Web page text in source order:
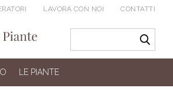
LAVORA CON NOI CONTATTI
LE PIANTE